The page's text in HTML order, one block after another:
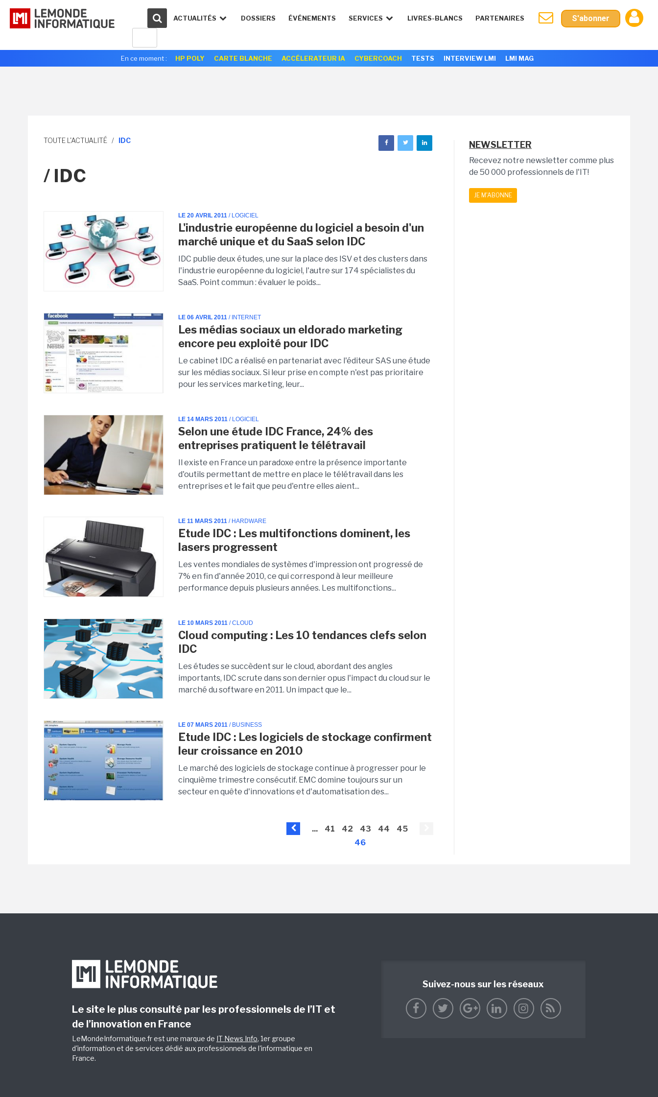
ACTUALITÉS DOSSIERS ÉVÉNEMENTS SERVICES LIVRES-BLANCS PARTENAIRES S'abonner
En ce moment : HP POLY CARTE BLANCHE ACCÉLERATEUR IA CYBERCOACH TESTS INTERVIEW LMI LMI MAG
TOUTE L'ACTUALITÉ / IDC
/ IDC
LE 20 AVRIL 2011 / LOGICIEL
L'industrie européenne du logiciel a besoin d'un
marché unique et du SaaS selon IDC
IDC publie deux études, une sur la place des ISV et des clusters dans
l'industrie européenne du logiciel, l'autre sur 174 spécialistes du
SaaS. Point commun : évaluer le poids...
LE 06 AVRIL 2011 / INTERNET
Les médias sociaux un eldorado marketing
encore peu exploité pour IDC
Le cabinet IDC a réalisé en partenariat avec l'éditeur SAS une étude
sur les médias sociaux. Si leur prise en compte n'est pas prioritaire
pour les services marketing, leur...
LE 14 MARS 2011 / LOGICIEL
Selon une étude IDC France, 24% des
entreprises pratiquent le télétravail
Il existe en France un paradoxe entre la présence importante
d'outils permettant de mettre en place le télétravail dans les
entreprises et le fait que peu d'entre elles aient...
LE 11 MARS 2011 / HARDWARE
Etude IDC : Les multifonctions dominent, les
lasers progressent
Les ventes mondiales de systèmes d'impression ont progressé de
7% en fin d'année 2010, ce qui correspond à leur meilleure
performance depuis plusieurs années. Les multifonctions...
LE 10 MARS 2011 / CLOUD
Cloud computing : Les 10 tendances clefs selon
IDC
Les études se succèdent sur le cloud, abordant des angles
importants, IDC scrute dans son dernier opus l'impact du cloud sur le
marché du software en 2011. Un impact que le...
LE 07 MARS 2011 / BUSINESS
Etude IDC : Les logiciels de stockage confirment
leur croissance en 2010
Le marché des logiciels de stockage continue à progresser pour le
cinquième trimestre consécutif. EMC domine toujours sur un
secteur en quête d'innovations et d'automatisation des...
... 41 42 43 44
45
46
NEWSLETTER
Recevez notre newsletter comme plus
de 50 000 professionnels de l'IT!
JE M'ABONNE
Le site le plus consulté par les professionnels de l’IT et
de l’innovation en France
LeMondeInformatique.fr est une marque de IT News Info, 1er groupe
d'information et de services dédié aux professionnels de l'informatique en
France.
Suivez-nous sur les réseaux